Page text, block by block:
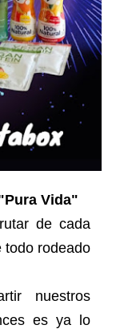
Vida"
de cada
todo rodeado
nuestros
es ya lo